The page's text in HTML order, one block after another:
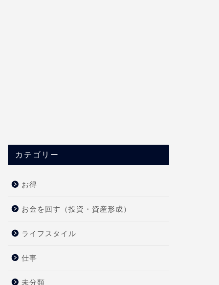
カテゴリー
お得
お金を回す（投資・資産形成）
ライフスタイル
仕事
未分類